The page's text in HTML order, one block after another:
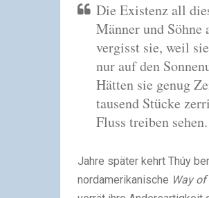
Die Existenz all
Männer und
vergisst sie, weil
nur auf den
Hätten sie genug
tausend Stücke
Fluss treiben sehen.
Jahre später kehrt Thúy
nordamerikanische Way